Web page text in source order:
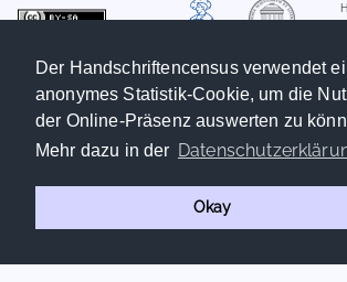
Der Handschriftencensus verwendet
anonymes Statistik-Cookie, um die
der Online-Präsenz auswerten zu
Mehr dazu in der
Okay